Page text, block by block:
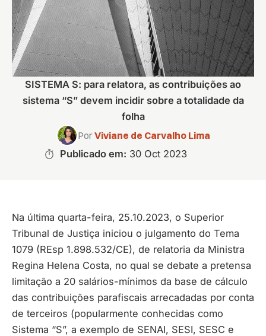
SISTEMA S: para relatora, as contribuições ao
sistema “S” devem incidir sobre a totalidade da
folha
PorViviane de Carvalho Lima
Publicado em: 30 Oct 2023
Na última quarta-feira, 25.10.2023, o Superior
Tribunal de Justiça iniciou o julgamento do Tema
1079 (REsp 1.898.532/CE), de relatoria da Ministra
Regina Helena Costa, no qual se debate a pretensa
limitação a 20 salários-mínimos da base de cálculo
das contribuições parafiscais arrecadadas por conta
de terceiros (popularmente conhecidas como
Sistema “S”, a exemplo de SENAI, SESI, SESC e